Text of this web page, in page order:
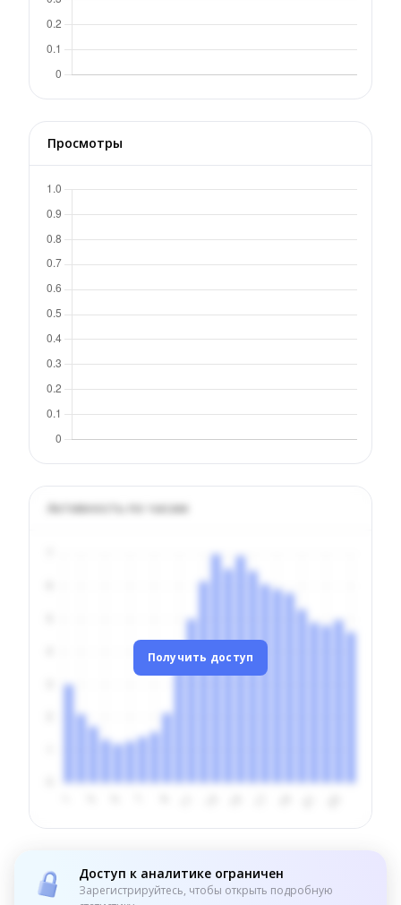
Просмотры
Активность по часам
Получить доступ
Доступ к аналитике ограничен
Зарегистрируйтесь, чтобы открыть подробную